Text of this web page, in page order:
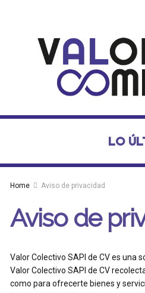
LO
Home Aviso de privacidad
Aviso de
Valor Colectivo SAPI de CV es una
Valor Colectivo SAPI de CV
como para ofrecerte bienes y